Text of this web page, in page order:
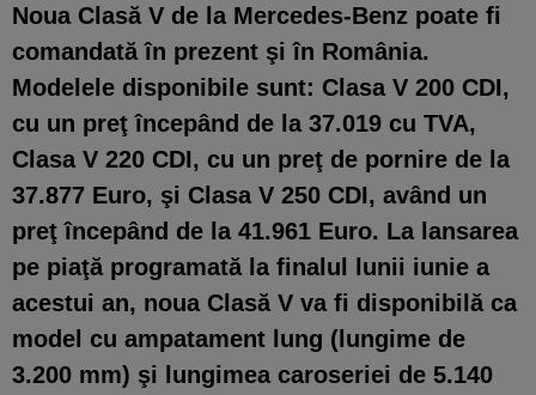
Noua Clasă V de la Mercedes-Benz poate fi
comandată în prezent şi în România.
Modelele disponibile sunt: Clasa V 200 CDI,
cu un preţ începând de la 37.019 cu TVA,
Clasa V 220 CDI, cu un preţ de pornire de la
37.877 Euro, şi Clasa V 250 CDI, având un
preţ începând de la 41.961 Euro. La lansarea
pe piaţă programată la finalul lunii iunie a
acestui an, noua Clasă V va fi disponibilă ca
model cu ampatament lung (lungime de
3.200 mm) şi lungimea caroseriei de 5.140